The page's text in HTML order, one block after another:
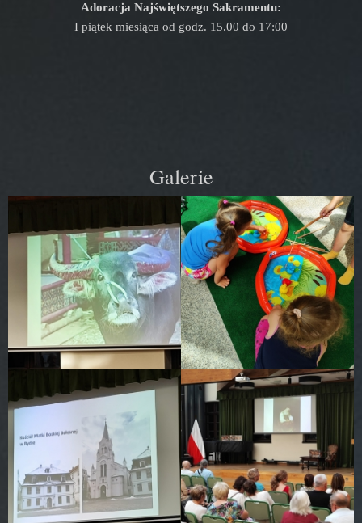
Adoracja Najświętszego Sakramentu:
I piątek miesiąca od godz. 15.00 do 17:00
Galerie